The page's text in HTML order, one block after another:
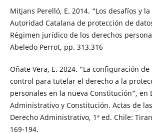
Mitjans Perelló, E. 2014. “Los desafíos y
Autoridad Catalana de protección de
Régimen jurídico de los derechos
Abeledo Perrot, pp. 313.316
Oñate Vera, E. 2024. “La configuración
control para tutelar el derecho a la
personales en la nueva Constitución”, en
Administrativo y Constitución. Actas de
Derecho Administrativo, 1ª ed. Chile:
169-194.